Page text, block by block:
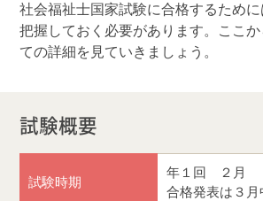
社会福祉士国家試験に合格するため
把握しておく必要があります。ここ
ての詳細を見ていきましょう。
試験概要
試験時期
年１回 ２月
合格発表は３月